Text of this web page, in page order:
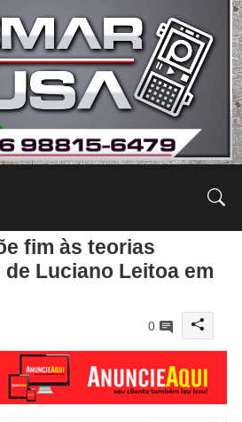
fim às teorias
Luciano Leitoa em
0